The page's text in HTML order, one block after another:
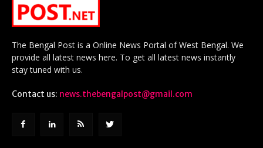
The Bengal Post is a Online News Portal of West Bengal. We
provide all latest news here. To get all latest news instantly
stay tuned with us.
Contact us: news.thebengalpost@gmail.com